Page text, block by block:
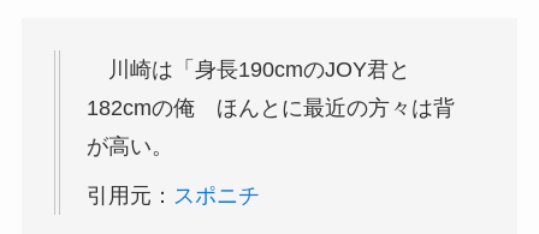
川崎は「身長190cmのJOY君と
182cmの俺 ほんとに最近の方々は背
が高い。
引用元： スポニチ